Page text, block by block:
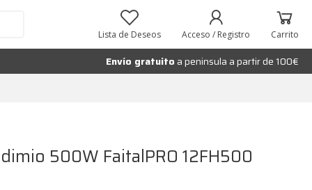
Lista de Deseos Acceso / Registro Carrito
Envío gratuito a peninsula a partir de 100€
500W FaitalPRO 12FH500
Añadir al carrito